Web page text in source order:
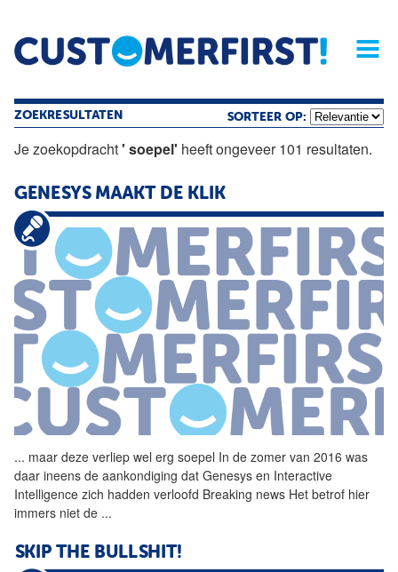
Home Opinie Archief
Magazine
ZOEKRESULTATEN SORTEER OP:
Je zoekopdracht' soepel' heeft ongeveer 101 resultaten.
GENESYS MAAKT DE KLIK
... maar deze verliep wel erg soepel In de zomer van 2016 was
daar ineens de aankondiging dat Genesys en Interactive
Intelligence zich hadden verloofd Breaking news Het betrof hier
immers niet de ...
SKIP THE BULLSHIT!